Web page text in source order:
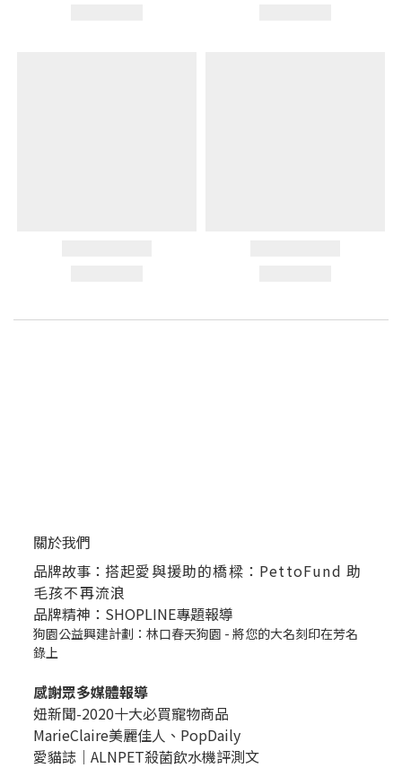
關於我們
品牌故事： 搭起愛與援助的橋樑：PettoFund 助
毛孩不再流浪
品牌精神：SHOPLINE專題報導
狗園公益興建計劃：林口春天狗園 - 將您的大名刻印在芳名
錄上
感謝眾多媒體報導
妞新聞-2020十大必買寵物商品
MarieClaire美麗佳人、 PopDaily
愛貓誌｜ALNPET殺菌飲水機評測文